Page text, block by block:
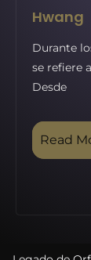
Hwang
Durante
se refiere
Desde
Read